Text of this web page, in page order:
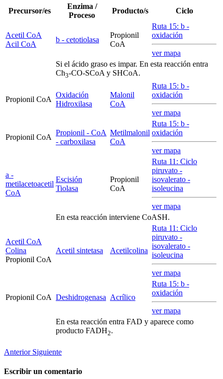
Precursor/es
Enzima /
Proceso
Producto/s Ciclo
Acetil CoA
Acil CoA
b - cetotiolasa
Propionil
CoA
Ruta 15: b -
oxidación
ver mapa
Si el ácido graso es impar. En esta reacción entra
Ch3-CO-SCoA y SHCoA.
Propionil CoA
Oxidación
Hidroxilasa
Malonil
CoA
Ruta 15: b -
oxidación
ver mapa
Propionil CoA
Propionil - CoA
- carboxilasa
Metilmalonil
CoA
Ruta 15: b -
oxidación
ver mapa
a -
metilacetoacetil
CoA
Escisión
Tiolasa
Propionil
CoA
Ruta 11: Ciclo
piruvato -
isovalerato -
isoleucina
ver mapa
En esta reacción interviene CoASH.
Acetil CoA
Colina
Propionil CoA
Acetil sintetasa Acetilcolina
Ruta 11: Ciclo
piruvato -
isovalerato -
isoleucina
ver mapa
Propionil CoA Deshidrogenasa Acrílico
Ruta 15: b -
oxidación
ver mapa
En esta reacción entra FAD y aparece como
producto FADH2.
Anterior Siguiente
Escribir un comentario